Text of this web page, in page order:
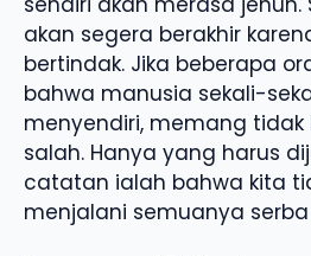
akan segera berakhir
bertindak. Jika beberapa
bahwa manusia sekali-
menyendiri, memang tidak
salah. Hanya yang harus
catatan ialah bahwa kita
menjalani semuanya serba